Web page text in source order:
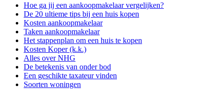
Hoe ga jij een aankoopmakelaar vergelijken?
De 20 ultieme tips bij een huis kopen
Kosten aankoopmakelaar
Taken aankoopmakelaar
Het stappenplan om een huis te kopen
Kosten Koper (k.k.)
Alles over NHG
De betekenis van onder bod
Een geschikte taxateur vinden
Soorten woningen